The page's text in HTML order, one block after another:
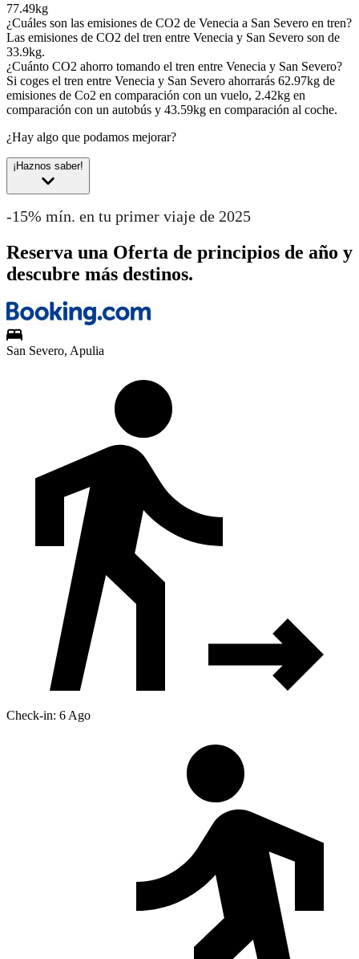
77.49kg
¿Cuáles son las emisiones de CO2 de Venecia a San Severo en tren?
Las emisiones de CO2 del tren entre Venecia y San Severo son de
33.9kg.
¿Cuánto CO2 ahorro tomando el tren entre Venecia y San Severo?
Si coges el tren entre Venecia y San Severo ahorrarás 62.97kg de
emisiones de Co2 en comparación con un vuelo, 2.42kg en
comparación con un autobús y 43.59kg en comparación al coche.
¿Hay algo que podamos mejorar?
¡Haznos saber!
-15% mín. en tu primer viaje de 2025
Reserva una Oferta de principios de año y
descubre más destinos.
San Severo, Apulia
Check-in: 6 Ago